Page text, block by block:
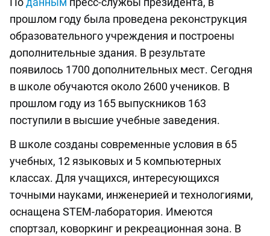
прошлом году была проведена реконструкция
образовательного учреждения и построены
дополнительные здания. В результате
появилось 1700 дополнительных мест. Сегодня
в школе обучаются около 2600 учеников. В
прошлом году из 165 выпускников 163
поступили в высшие учебные заведения.
В школе созданы современные условия в 65
учебных, 12 языковых и 5 компьютерных
классах. Для учащихся, интересующихся
точными науками, инженерией и технологиями,
оснащена STEM-лаборатория. Имеются
спортзал, коворкинг и рекреационная зона. В